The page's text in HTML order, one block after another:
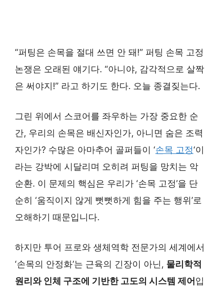
“퍼팅은 손목을 절대 쓰면 안 돼!” 퍼팅 손목 고정
논쟁은 오래된 얘기다. “아니야, 감각적으로 살짝
은 써야지!” 라고 하기도 한다. 오늘 종결짖는다.
그린 위에서 스코어를 좌우하는 가장 중요한 순
간, 우리의 손목은 배신자인가, 아니면 숨은 조력
자인가? 수많은 아마추어 골퍼들이 ‘손목 고정‘이
라는 강박에 시달리며 오히려 퍼팅을 망치는 악
순환. 이 문제의 핵심은 우리가 ‘손목 고정’을 단
순히 ‘움직이지 않게 뻣뻣하게 힘을 주는 행위’로
오해하기 때문입니다.
하지만 투어 프로와 생체역학 전문가의 세계에서
‘손목의 안정화’는 근육의 긴장이 아닌, 물리학적
원리와 인체 구조에 기반한 고도의 시스템 제어 입